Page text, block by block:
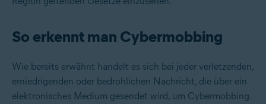
So erkennt man Cybermobbing
Wie bereits erwähnt handelt es sich bei jeder verletzenden,
erniedrigenden oder bedrohlichen Nachricht, die über ein
elektronisches Medium gesendet wird, um Cybermobbing.